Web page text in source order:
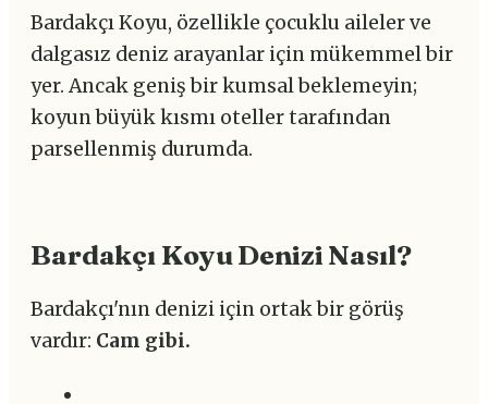
Bardakçı Koyu, özellikle çocuklu aileler ve
dalgasız deniz arayanlar için mükemmel bir
yer. Ancak geniş bir kumsal beklemeyin;
koyun büyük kısmı oteller tarafından
parsellenmiş durumda.
Bardakçı Koyu Denizi Nasıl?
Bardakçı'nın denizi için ortak bir görüş
vardır: Cam gibi.